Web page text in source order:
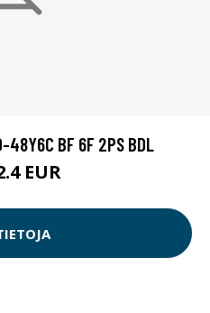
48Y6C BF 6F 2PS BDL
EUR